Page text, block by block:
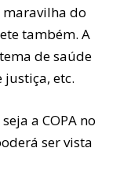
maravilha do
também. A
de saúde
justiça, etc.
a COPA no
ser vista